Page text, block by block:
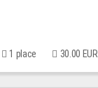
1 place 30.00 EUR